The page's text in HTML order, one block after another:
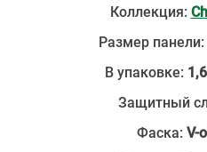
Коллекция:
Размер панели:
В упаковке:
Защитный
Фаска: V-